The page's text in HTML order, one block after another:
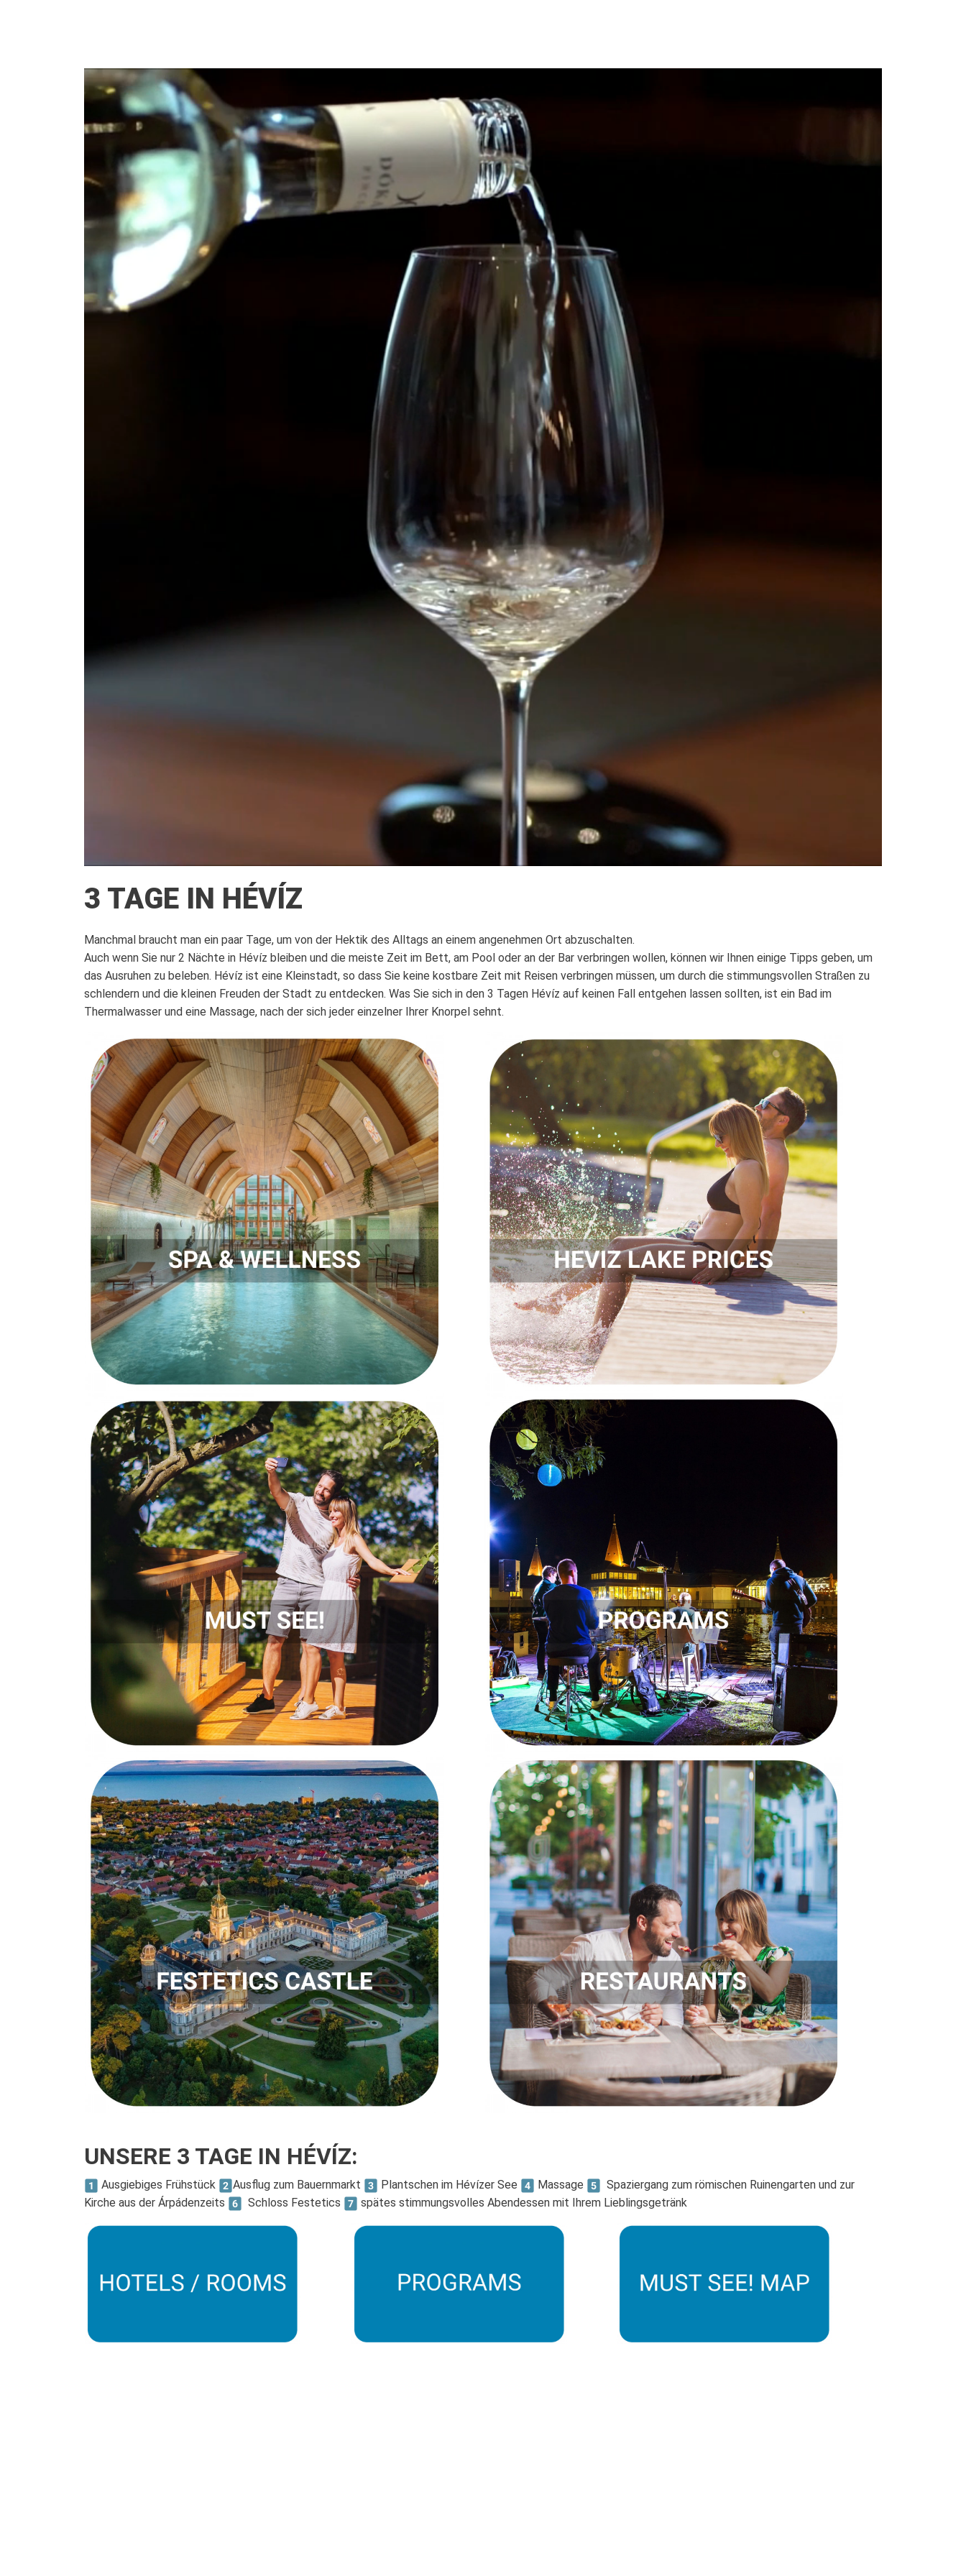
3 TAGE IN HÉVÍZ
Manchmal braucht man ein paar Tage, um von der Hektik des Alltags an einem angenehmen Ort abzuschalten.
Auch wenn Sie nur 2 Nächte in Hévíz bleiben und die meiste Zeit im Bett, am Pool oder an der Bar verbringen wollen, können wir Ihnen einige Tipps geben, um
das Ausruhen zu beleben. Hévíz ist eine Kleinstadt, so dass Sie keine kostbare Zeit mit Reisen verbringen müssen, um durch die stimmungsvollen Straßen zu
schlendern und die kleinen Freuden der Stadt zu entdecken. Was Sie sich in den 3 Tagen Hévíz auf keinen Fall entgehen lassen sollten, ist ein Bad im
Thermalwasser und eine Massage, nach der sich jeder einzelner Ihrer Knorpel sehnt.
UNSERE 3 TAGE IN HÉVÍZ:
Ausgiebiges Frühstück Ausflug zum Bauernmarkt Plantschen im Hévízer See Massage
Spaziergang zum römischen Ruinengarten und zur
Kirche aus der Árpádenzeits
Schloss Festetics spätes stimmungsvolles Abendessen mit Ihrem Lieblingsgetränk